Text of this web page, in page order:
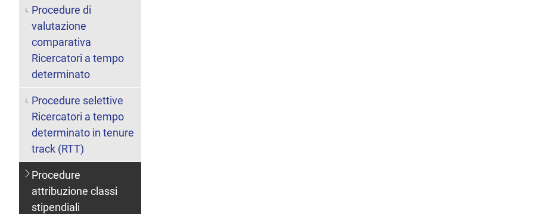
Procedure di
valutazione
comparativa
Ricercatori a tempo
determinato
Procedure selettive
Ricercatori a tempo
determinato in tenure
track (RTT)
Procedure
attribuzione classi
stipendiali